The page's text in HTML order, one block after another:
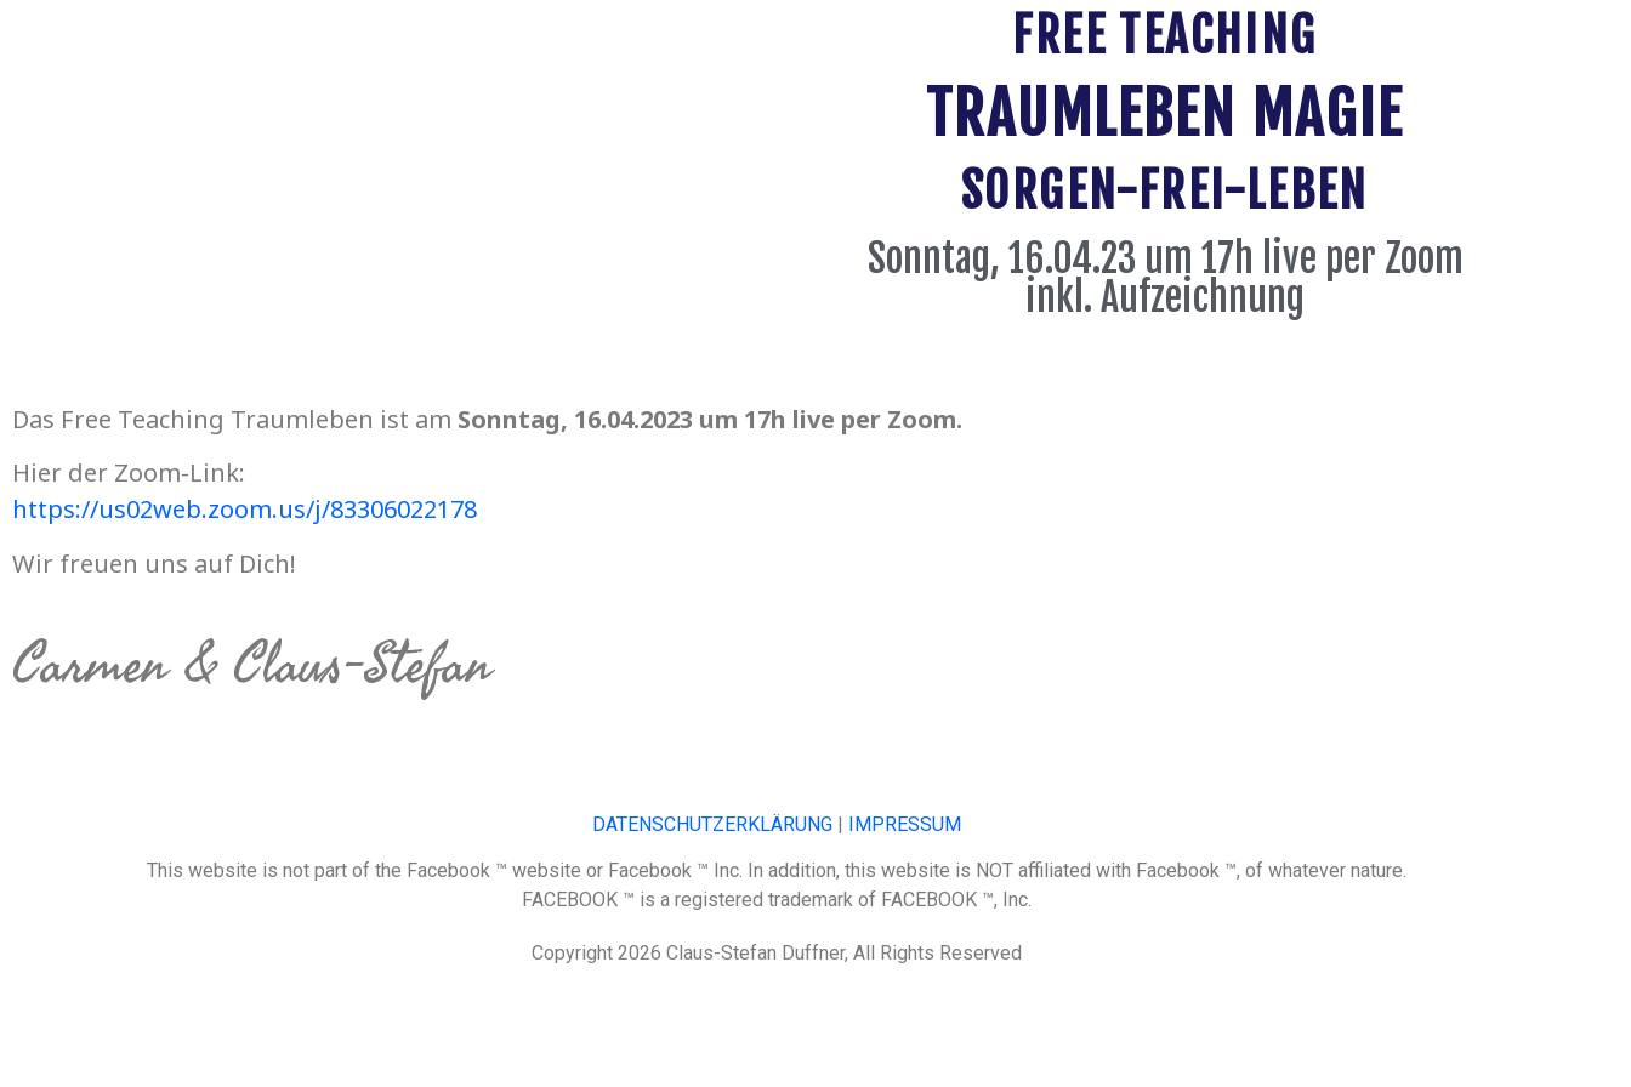
FREE TEACHING
TRAUMLEBEN MAGIE
SORGEN-FREI-LEBEN
Sonntag, 16.04.23 um 17h live per Zoom
inkl. Aufzeichnung
Das Free Teaching Traumleben ist am Sonntag, 16.04.2023 um 17h live per Zoom.
Hier der Zoom-Link:
https://us02web.zoom.us/j/83306022178
Wir freuen uns auf Dich!
Carmen & Claus-Stefan
DATENSCHUTZERKLÄRUNG | IMPRESSUM
This website is not part of the Facebook ™ website or Facebook ™ Inc. In addition, this website is NOT affiliated with Facebook ™, of whatever nature.
FACEBOOK ™ is a registered trademark of FACEBOOK ™, Inc.
Copyright 2026 Claus-Stefan Duffner, All Rights Reserved